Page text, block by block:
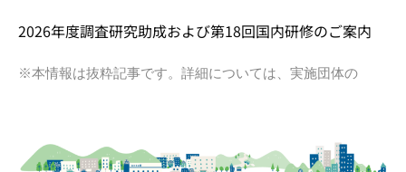
2026年度調査研究助成および第18回国内研修のご案内
※本情報は抜粋記事です。詳細については、実施団体の